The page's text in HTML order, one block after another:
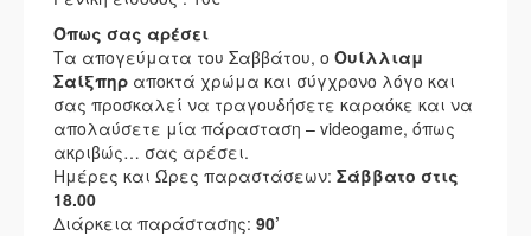
Όπως σας αρέσει
Τα απογεύματα του Σαββάτου, ο Ουίλλιαμ
Σαίξπηρ αποκτά χρώμα και σύγχρονο λόγο και
σας προσκαλεί να τραγουδήσετε καραόκε και να
απολαύσετε μία πάρασταση – videogame, όπως
ακριβώς… σας αρέσει.
Ημέρες και Ώρες παραστάσεων: Σάββατο στις
18.00
Διάρκεια παράστασης: 90’